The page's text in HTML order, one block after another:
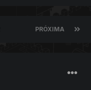
PRÓXIMA